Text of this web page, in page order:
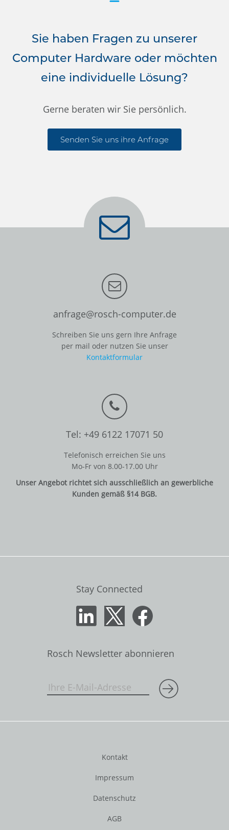
Sie haben Fragen zu unserer
Computer Hardware oder möchten
eine individuelle Lösung?
Gerne beraten wir Sie persönlich.
Senden Sie uns ihre Anfrage
anfrage@rosch-computer.de
Schreiben Sie uns gern Ihre Anfrage
per mail oder nutzen Sie unser
Kontaktformular
Tel: +49 6122 17071 50
Telefonisch erreichen Sie uns
Mo-Fr von 8.00-17.00 Uhr
Unser Angebot richtet sich ausschließlich an gewerbliche
Kunden gemäß §14 BGB.
Stay Connected
Rosch Newsletter abonnieren
Kontakt
Impressum
Datenschutz
AGB